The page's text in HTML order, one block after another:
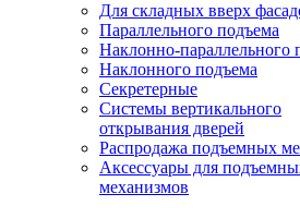
Для складных вверх
Параллельного подъема
Наклонно-параллельного
Наклонного подъема
Секретерные
Системы вертикального
открывания дверей
Распродажа подъемных
Аксессуары для
механизмов